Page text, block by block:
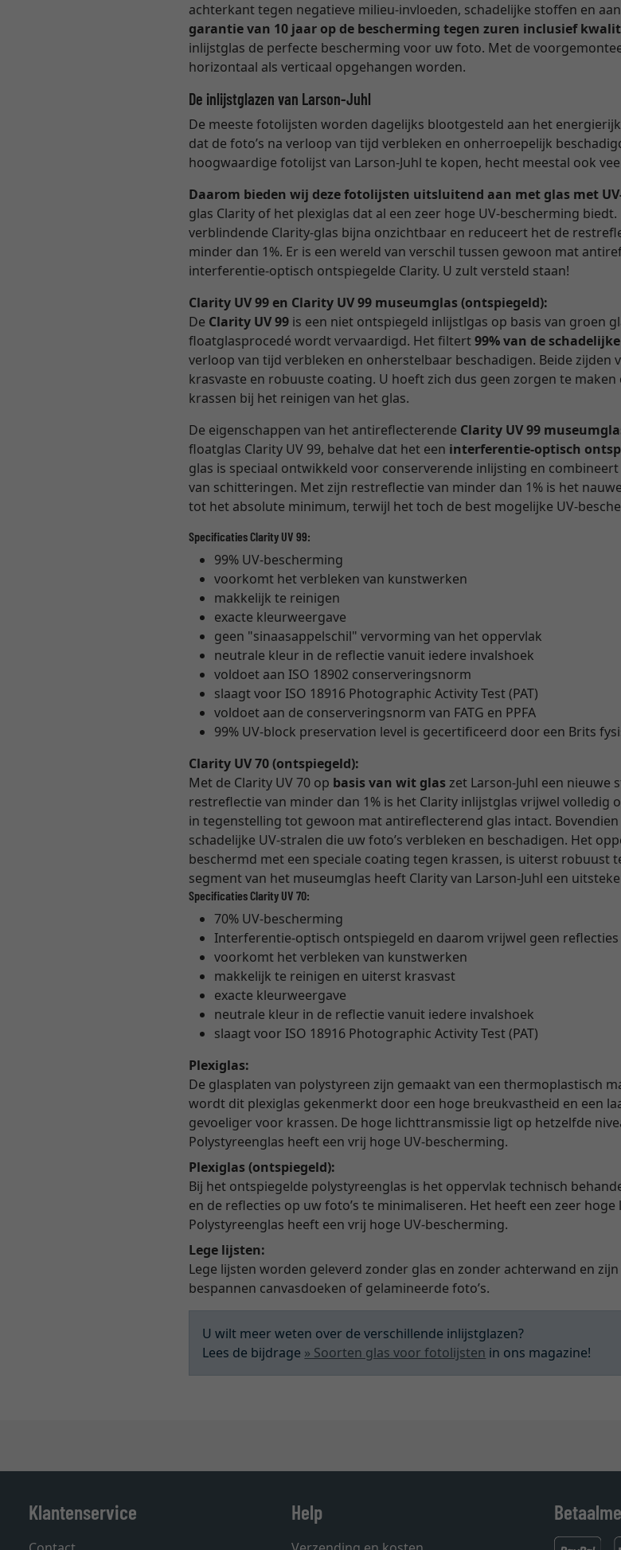
achterkant tegen negatieve milieu-invloeden, schadelijke stoffen en
garantie van 10 jaar op de bescherming tegen zuren inclusief
inlijstglas de perfecte bescherming voor uw foto. Met de
horizontaal als verticaal opgehangen worden.
De inlijstglazen van Larson-Juhl
De meeste fotolijsten worden dagelijks blootgesteld aan het
dat de foto’s na verloop van tijd verbleken en onherroepelijk
hoogwaardige fotolijst van Larson-Juhl te kopen, hecht meestal ook
Daarom bieden wij deze fotolijsten uitsluitend aan met glas met
glas Clarity of het plexiglas dat al een zeer hoge UV-bescherming
verblindende Clarity-glas bijna onzichtbaar en reduceert het de
minder dan 1%. Er is een wereld van verschil tussen gewoon mat
interferentie-optisch ontspiegelde Clarity. U zult versteld staan!
Clarity UV 99 en Clarity UV 99 museumglas (ontspiegeld):
De Clarity UV 99 is een niet ontspiegeld inlijstlgas op basis van groen
floatglasprocedé wordt vervaardigd. Het filtert99% van de
verloop van tijd verbleken en onherstelbaar beschadigen. Beide zijden
krasvaste en robuuste coating. U hoeft zich dus geen zorgen te
krassen bij het reinigen van het glas.
De eigenschappen van het antireflecterende Clarity UV 99
floatglas Clarity UV 99, behalve dat het een interferentie-optisch
glas is speciaal ontwikkeld voor conserverende inlijsting en
van schitteringen. Met zijn restreflectie van minder dan 1% is het
tot het absolute minimum, terwijl het toch de best mogelijke UV-
Specificaties Clarity UV 99:
99% UV-bescherming
voorkomt het verbleken van kunstwerken
makkelijk te reinigen
exacte kleurweergave
geen "sinaasappelschil" vervorming van het oppervlak
neutrale kleur in de reflectie vanuit iedere invalshoek
voldoet aan ISO 18902 conserveringsnorm
slaagt voor ISO 18916 Photographic Activity Test (PAT)
voldoet aan de conserveringsnorm van FATG en PPFA
99% UV-block preservation level is gecertificeerd door een Brits
Clarity UV 70 (ontspiegeld):
Met de Clarity UV 70 op basis van wit glaszet Larson-Juhl een nieuwe
restreflectie van minder dan 1% is het Clarity inlijstglas vrijwel volledig
in tegenstelling tot gewoon mat antireflecterend glas intact.
schadelijke UV-stralen die uw foto’s verbleken en beschadigen. Het
beschermd met een speciale coating tegen krassen, is uiterst robuust
segment van het museumglas heeft Clarity van Larson-Juhl een
Specificaties Clarity UV 70:
70% UV-bescherming
Interferentie-optisch ontspiegeld en daarom vrijwel geen reflecties
voorkomt het verbleken van kunstwerken
makkelijk te reinigen en uiterst krasvast
exacte kleurweergave
neutrale kleur in de reflectie vanuit iedere invalshoek
slaagt voor ISO 18916 Photographic Activity Test (PAT)
Plexiglas:
De glasplaten van polystyreen zijn gemaakt van een thermoplastisch
wordt dit plexiglas gekenmerkt door een hoge breukvastheid en een
gevoeliger voor krassen. De hoge lichttransmissie ligt op hetzelfde
Polystyreenglas heeft een vrij hoge UV-bescherming.
Plexiglas (ontspiegeld):
Bij het ontspiegelde polystyreenglas is het oppervlak technisch
en de reflecties op uw foto’s te minimaliseren. Het heeft een zeer
Polystyreenglas heeft een vrij hoge UV-bescherming.
Lege lijsten:
Lege lijsten worden geleverd zonder glas en zonder achterwand en
bespannen canvasdoeken of gelamineerde foto’s.
U wilt meer weten over de verschillende inlijstglazen?
Lees de bijdrage » Soorten glas voor fotolijsten in ons magazine!
Klantenservice Help